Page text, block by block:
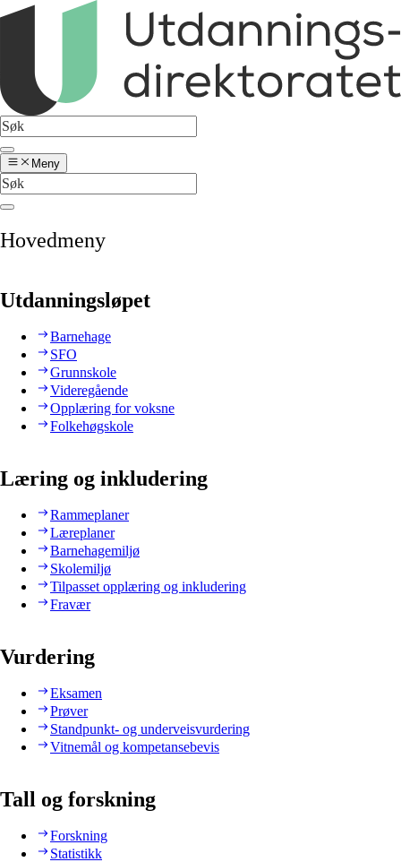
Meny
Hovedmeny
Utdanningsløpet
Barnehage
SFO
Grunnskole
Videregående
Opplæring for voksne
Folkehøgskole
Læring og inkludering
Rammeplaner
Læreplaner
Barnehagemiljø
Skolemiljø
Tilpasset opplæring og inkludering
Fravær
Vurdering
Eksamen
Prøver
Standpunkt- og underveisvurdering
Vitnemål og kompetansebevis
Tall og forskning
Forskning
Statistikk